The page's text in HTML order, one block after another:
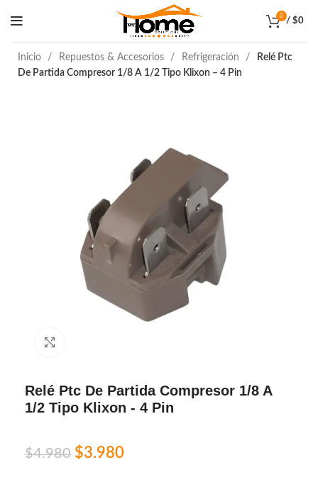
0
/ $0
Inicio Repuestos & Accesorios Refrigeración
Relé Ptc
De Partida Compresor 1/8 A 1/2 Tipo Klixon – 4 Pin
Relé Ptc De Partida Compresor 1/8 A
1/2 Tipo Klixon - 4 Pin
$4.980 $3.980